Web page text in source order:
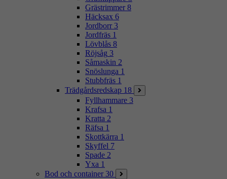
Grästrimmer 8
Häcksax 6
Jordborr 3
Jordfräs 1
Lövblås 8
Röjsåg 3
Såmaskin 2
Snöslunga 1
Stubbfräs 1
Trädgårdsredskap 18
Fyllhammare 3
Krafsa 1
Kratta 2
Räfsa 1
Skottkärra 1
Skyffel 7
Spade 2
Yxa 1
Bod och container 30